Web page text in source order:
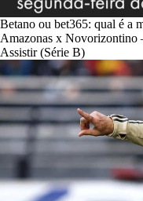
Betano ou bet365: qual é a
Amazonas x Novorizontino
Assistir (Série B)